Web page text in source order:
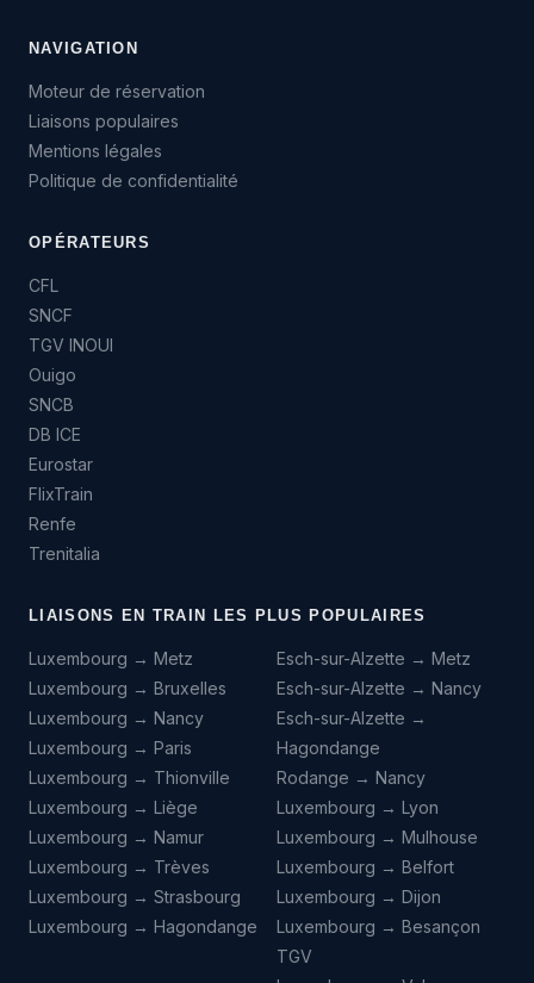
NAVIGATION
Moteur de réservation
Liaisons populaires
Mentions légales
Politique de confidentialité
OPÉRATEURS
CFL
SNCF
TGV INOUI
Ouigo
SNCB
DB ICE
Eurostar
FlixTrain
Renfe
Trenitalia
LIAISONS EN TRAIN LES PLUS POPULAIRES
Luxembourg → Metz
Luxembourg → Bruxelles
Luxembourg → Nancy
Luxembourg → Paris
Luxembourg → Thionville
Luxembourg → Liège
Luxembourg → Namur
Luxembourg → Trèves
Luxembourg → Strasbourg
Luxembourg → Hagondange
Esch-sur-Alzette → Metz
Esch-sur-Alzette → Nancy
Esch-sur-Alzette →
Hagondange
Rodange → Nancy
Luxembourg → Lyon
Luxembourg → Mulhouse
Luxembourg → Belfort
Luxembourg → Dijon
Luxembourg → Besançon
TGV